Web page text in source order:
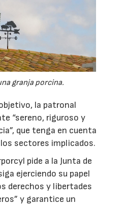
granja porcina.
la patronal
“sereno, riguroso y
que tenga en cuenta
sectores implicados.
pide a la Junta de
ejerciendo su papel
derechos y libertades
y garantice un